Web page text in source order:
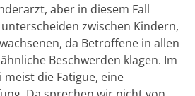
aber in diesem Fall
zwischen Kindern,
da Betroffene in allen
Beschwerden klagen. Im
die Fatigue, eine